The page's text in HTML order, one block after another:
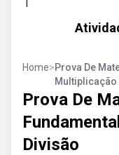
Home>Prova De
Multiplicação
Prova De
Divisão